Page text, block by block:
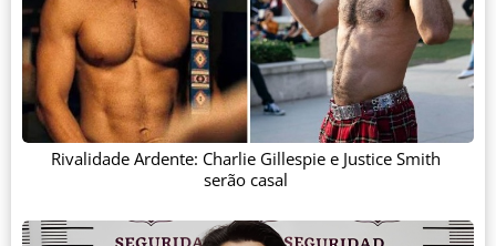
Rivalidade Ardente: Charlie Gillespie e Justice Smith
serão casal